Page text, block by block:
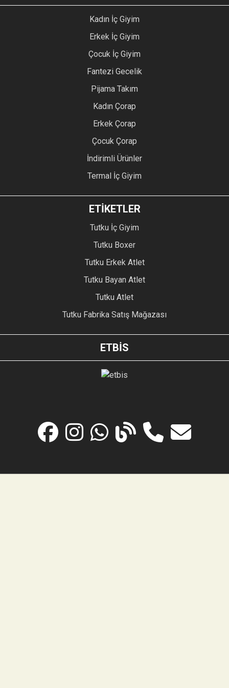
Kadın İç Giyim
Erkek İç Giyim
Çocuk İç Giyim
Fantezi Gecelik
Pijama Takım
Kadın Çorap
Erkek Çorap
Çocuk Çorap
İndirimli Ürünler
Termal İç Giyim
ETİKETLER
Tutku İç Giyim
Tutku Boxer
Tutku Erkek Atlet
Tutku Bayan Atlet
Tutku Atlet
Tutku Fabrika Satış Mağazası
ETBİS